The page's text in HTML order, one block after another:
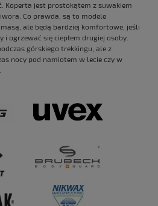
Koperta jest prostokątem z suwakiem
Co prawda, są to modele
ale będą bardziej komfortowe, jeśli
i ogrzewać się ciepłem drugiej osoby.
górskiego trekkingu, ale z
nocy pod namiotem w lecie czy w